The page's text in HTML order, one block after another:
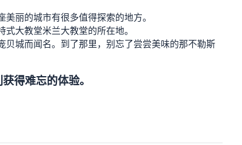
丽的城市有很多值得探索的地方。
大教堂米兰大教堂的所在地。
城而闻名。到了那里，别忘了尝尝美味的那不勒斯
得难忘的体验。